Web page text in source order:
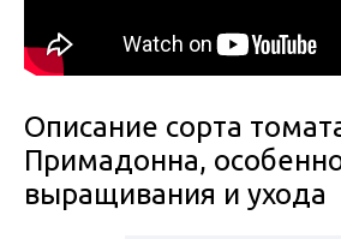
Описание сорта
Примадонна,
выращивания и ухода